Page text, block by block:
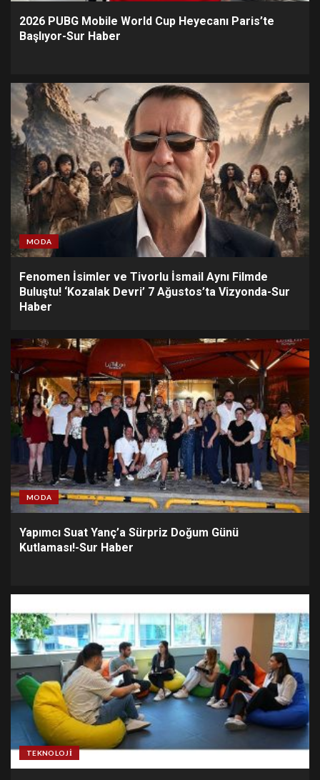
2026 PUBG Mobile World Cup Heyecanı Paris’te
Başlıyor-Sur Haber
MODA
Fenomen İsimler ve Tivorlu İsmail Aynı Filmde
Buluştu! ‘Kozalak Devri’ 7 Ağustos’ta Vizyonda-Sur
Haber
MODA
Yapımcı Suat Yanç’a Sürpriz Doğum Günü
Kutlaması!-Sur Haber
TEKNOLOJI